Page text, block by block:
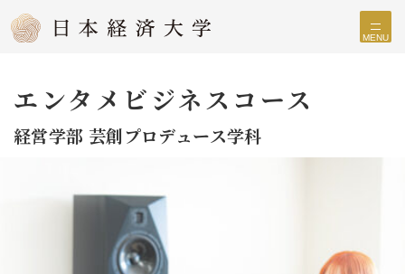
MENU
エンタメビジネスコース
経営学部 芸創プロデュース学科